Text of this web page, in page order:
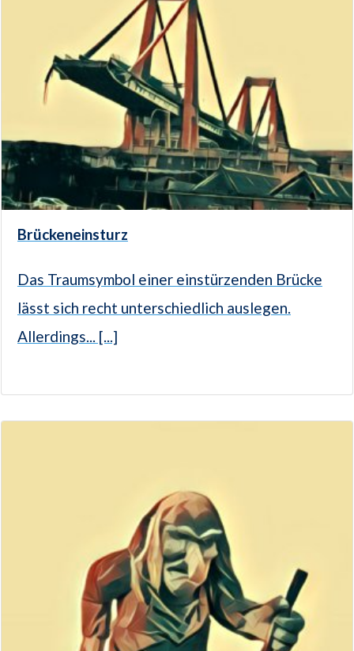
Brückeneinsturz
Das Traumsymbol einer einstürzenden Brücke
lässt sich recht unterschiedlich auslegen.
Allerdings... [...]